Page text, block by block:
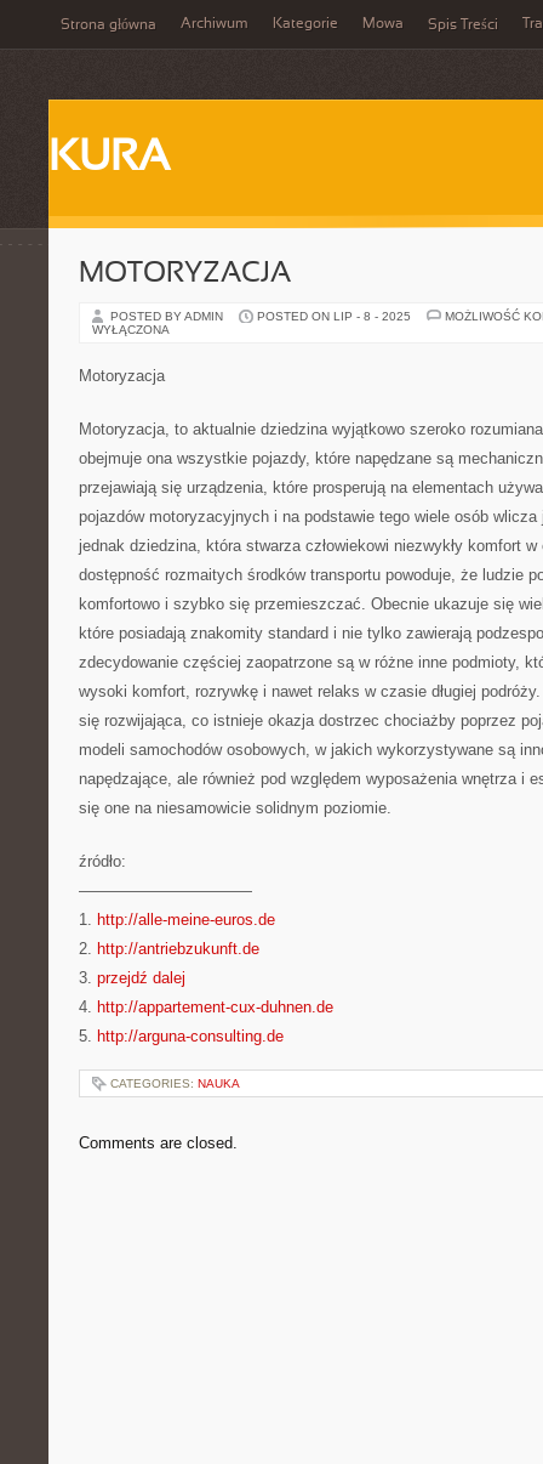
Strona główna Archiwum Kategorie Mowa Spis Treści
KURA
MOTORYZACJA
POSTED BY ADMIN POSTED ON LIP - 8 - 2025
MOŻLIWOŚĆ
WYŁĄCZONA
Motoryzacja
Motoryzacja, to aktualnie dziedzina wyjątkowo szeroko
obejmuje ona wszystkie pojazdy, które napędzane są
przejawiają się urządzenia, które prosperują na elementach
pojazdów motoryzacyjnych i na podstawie tego wiele osób
jednak dziedzina, która stwarza człowiekowi niezwykły komfort
dostępność rozmaitych środków transportu powoduje, że ludzie
komfortowo i szybko się przemieszczać. Obecnie ukazuje się
które posiadają znakomity standard i nie tylko zawierają
zdecydowanie częściej zaopatrzone są w różne inne podmioty,
wysoki komfort, rozrywkę i nawet relaks w czasie długiej
się rozwijająca, co istnieje okazja dostrzec chociażby poprzez
modeli samochodów osobowych, w jakich wykorzystywane są
napędzające, ale również pod względem wyposażenia wnętrza i
się one na niesamowicie solidnym poziomie.
źródło:
———————————
1. http://alle-meine-euros.de
2. http://antriebzukunft.de
3. przejdź dalej
4. http://appartement-cux-duhnen.de
5. http://arguna-consulting.de
CATEGORIES: NAUKA
Comments are closed.